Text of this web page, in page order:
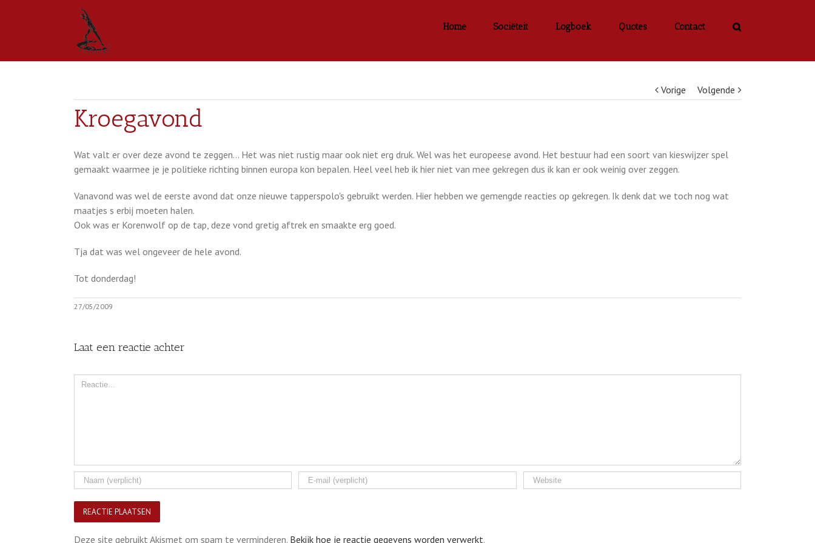
Home Sociëteit Logboek Quotes Contact
Vorige Volgende
Kroegavond
Wat valt er over deze avond te zeggen… Het was niet rustig maar ook niet erg druk. Wel was het europeese avond. Het bestuur had een soort van kieswijzer spel
gemaakt waarmee je je politieke richting binnen europa kon bepalen. Heel veel heb ik hier niet van mee gekregen dus ik kan er ook weinig over zeggen.
Vanavond was wel de eerste avond dat onze nieuwe tapperspolo's gebruikt werden. Hier hebben we gemengde reacties op gekregen. Ik denk dat we toch nog wat
maatjes s erbij moeten halen.
Ook was er Korenwolf op de tap, deze vond gretig aftrek en smaakte erg goed.
Tja dat was wel ongeveer de hele avond.
Tot donderdag!
27/05/2009
Laat een reactie achter
Comment
Deze site gebruikt Akismet om spam te verminderen. Bekijk hoe je reactie gegevens worden verwerkt.